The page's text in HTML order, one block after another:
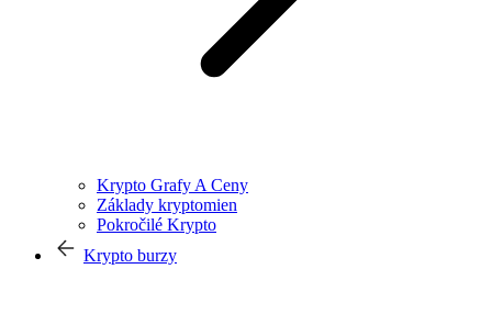
Krypto Grafy A Ceny
Základy kryptomien
Pokročilé Krypto
Krypto burzy